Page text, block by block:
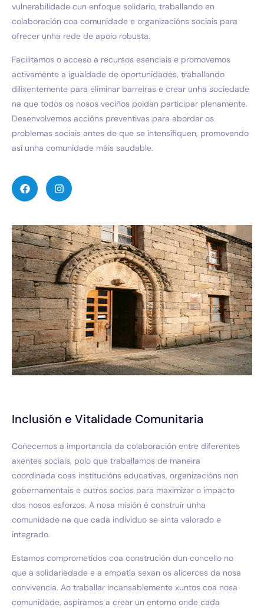
vulnerabilidade cun enfoque solidario, traballando en
colaboración coa comunidade e organizacións sociais para
ofrecer unha rede de apoio robusta.
Facilitamos o acceso a recursos esenciais e promovemos
activamente a igualdade de oportunidades, traballando
dilixentemente para eliminar barreiras e crear unha sociedade
na que todos os nosos veciños poidan participar plenamente.
Desenvolvemos accións preventivas para abordar os
problemas sociais antes de que se intensifiquen, promovendo
así unha comunidade máis saudable.
Inclusión e Vitalidade Comunitaria
Coñecemos a importancia da colaboración entre diferentes
axentes sociais, polo que traballamos de maneira
coordinada coas institucións educativas, organizacións non
gobernamentais e outros socios para maximizar o impacto
dos nosos esforzos. A nosa misión é construír unha
comunidade na que cada individuo se sinta valorado e
integrado.
Estamos comprometidos coa construción dun concello no
que a solidariedade e a empatía sexan os alicerces da nosa
convivencia. Ao traballar incansablemente xuntos coa nosa
comunidade, aspiramos a crear un entorno onde cada